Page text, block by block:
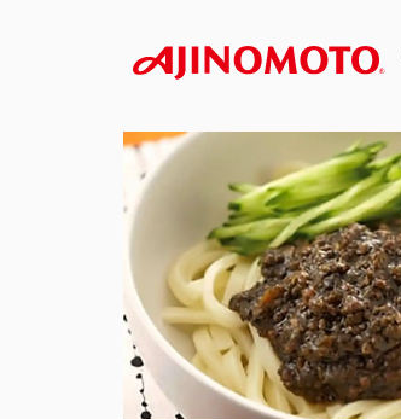
AJINOMOTO